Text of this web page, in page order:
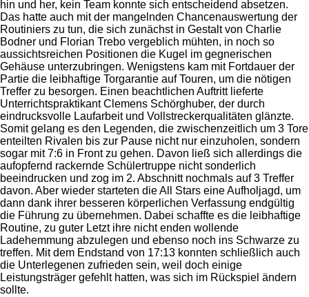
hin und her, kein Team konnte sich entscheidend absetzen.
Das hatte auch mit der mangelnden Chancenauswertung der
Routiniers zu tun, die sich zunächst in Gestalt von Charlie
Bodner und Florian Trebo vergeblich mühten, in noch so
aussichtsreichen Positionen die Kugel im gegnerischen
Gehäuse unterzubringen. Wenigstens kam mit Fortdauer der
Partie die leibhaftige Torgarantie auf Touren, um die nötigen
Treffer zu besorgen. Einen beachtlichen Auftritt lieferte
Unterrichtspraktikant Clemens Schörghuber, der durch
eindrucksvolle Laufarbeit und Vollstreckerqualitäten glänzte.
Somit gelang es den Legenden, die zwischenzeitlich um 3 Tore
enteilten Rivalen bis zur Pause nicht nur einzuholen, sondern
sogar mit 7:6 in Front zu gehen. Davon ließ sich allerdings die
aufopfernd rackernde Schülertruppe nicht sonderlich
beeindrucken und zog im 2. Abschnitt nochmals auf 3 Treffer
davon. Aber wieder starteten die All Stars eine Aufholjagd, um
dann dank ihrer besseren körperlichen Verfassung endgültig
die Führung zu übernehmen. Dabei schaffte es die leibhaftige
Routine, zu guter Letzt ihre nicht enden wollende
Ladehemmung abzulegen und ebenso noch ins Schwarze zu
treffen. Mit dem Endstand von 17:13 konnten schließlich auch
die Unterlegenen zufrieden sein, weil doch einige
Leistungsträger gefehlt hatten, was sich im Rückspiel ändern
sollte.